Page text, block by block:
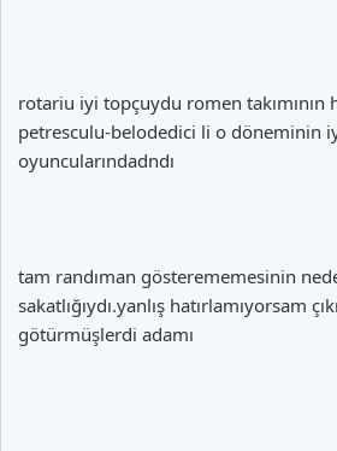
rotariu iyi topçuydu romen takımının
petresculu-belodedici li o döneminin
oyuncularındadndı
tam randıman gösterememesinin
sakatlığıydı.yanlış hatırlamıyorsam
götürmüşlerdi adamı